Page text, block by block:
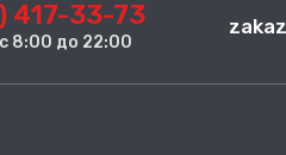
417-33-73
8:00 до 22:00